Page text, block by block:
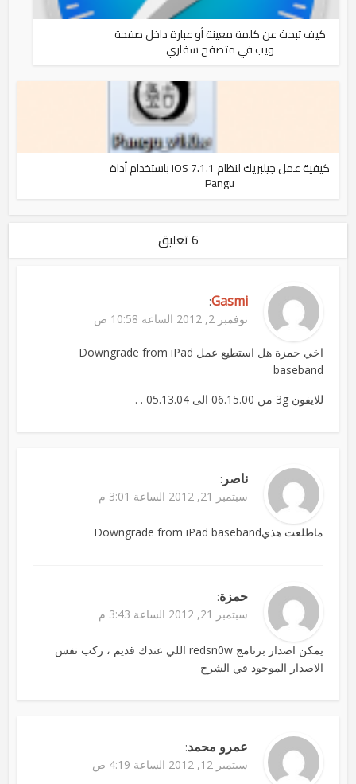
كيف تبحث عن كلمة معينة أو عبارة داخل صفحة
ويب في متصفح سفاري
كيفية عمل جيلبريك لنظام iOS 7.1.1 باستخدام أداة
Pangu
6 تعليق
Gasmi
:
نوفمبر 2, 2012 الساعة 10:58 ص
اخي حمزة هل استطيع عمل Downgrade from iPad
baseband
للايفون 3g من 06.15.00 الى 05.13.04 . .
ناصر :
سبتمبر 21, 2012 الساعة 3:01 م
ماطلعت هذيDowngrade from iPad baseband
حمزة:
سبتمبر 21, 2012 الساعة 3:43 م
يمكن اصدار برنامج redsn0w اللي عندك قديم ، ركب نفس
الاصدار الموجود في الشرح
عمرو محمد:
سبتمبر 12, 2012 الساعة 4:19 ص